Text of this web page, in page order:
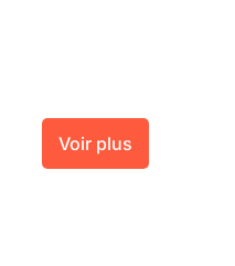
Voir plus